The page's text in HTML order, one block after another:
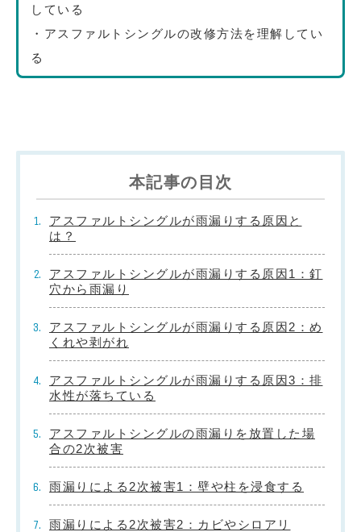
している
・アスファルトシングルの改修方法を理解してい
る
本記事の目次
アスファルトシングルが雨漏りする原因と
は？
アスファルトシングルが雨漏りする原因1：釘
穴から雨漏り
アスファルトシングルが雨漏りする原因2：め
くれや剥がれ
アスファルトシングルが雨漏りする原因3：排
水性が落ちている
アスファルトシングルの雨漏りを放置した場
合の2次被害
雨漏りによる2次被害1：壁や柱を浸食する
雨漏りによる2次被害2：カビやシロアリ